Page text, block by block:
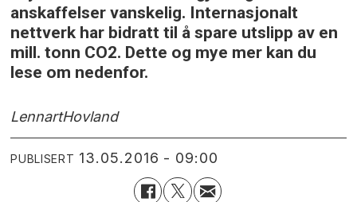
anskaffelser vanskelig. Internasjonalt
nettverk har bidratt til å spare utslipp av en
mill. tonn CO2. Dette og mye mer kan du
lese om nedenfor.
LennartHovland
PUBLISERT 13.05.2016 - 09:00